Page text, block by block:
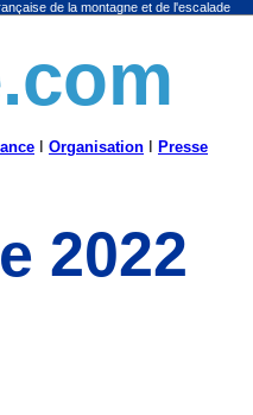
de la montagne et de l'escalade
Organisation Presse
2022